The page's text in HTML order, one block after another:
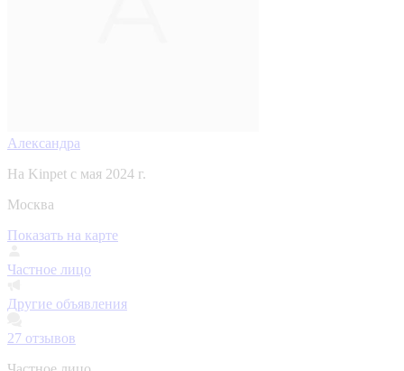
Александра
На Kinpet c мая 2024 г.
Москва
Показать на карте
Частное лицо
Другие объявления
27 отзывов